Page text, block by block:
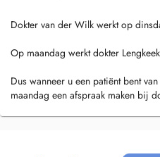
Dokter van der Wilk werkt op
Op maandag werkt dokter
Dus wanneer u een patiënt bent
maandag een afspraak maken bij